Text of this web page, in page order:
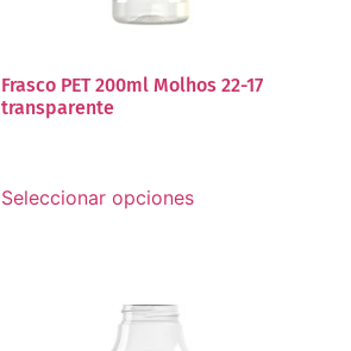
Frasco PET 200ml Molhos 22-17
transparente
Seleccionar opciones